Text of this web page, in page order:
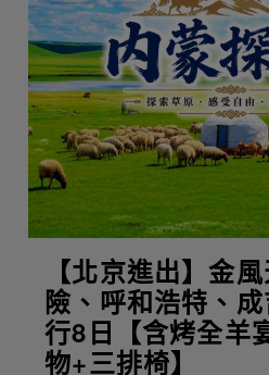
【北京進出】金
險、呼和浩特、
行8日【含烤全羊
物+三排椅】